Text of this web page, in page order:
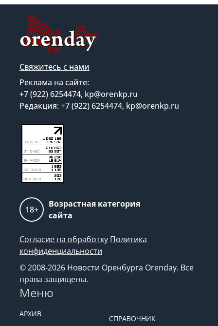
Свяжитесь с нами
Реклама на сайте:
+7 (922) 6254474, kp@orenkp.ru
Редакция: +7 (922) 6254474, kp@orenkp.ru
18+
Возрастная категория
сайта
Согласие на обработку Политика
конфиденциальности
© 2008-2026 Новости Оренбурга Orenday. Все
права защищены.
Меню
АРХИВ
СПРАВОЧНИК